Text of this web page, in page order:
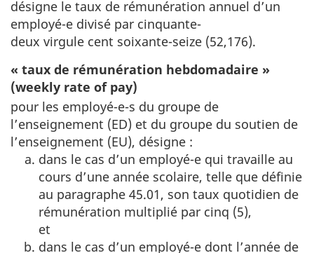
désigne le taux de rémunération annuel d’un
employé-e divisé par cinquante-
deux virgule cent soixante-seize (52,176).
« taux de rémunération hebdomadaire »
(weekly rate of pay)
pour les employé-e-s du groupe de
l’enseignement (ED) et du groupe du soutien de
l’enseignement (EU), désigne :
dans le cas d’un employé-e qui travaille au
cours d’une année scolaire, telle que définie
au paragraphe 45.01, son taux quotidien de
rémunération multiplié par cinq (5),
et
dans le cas d’un employé-e dont l’année de